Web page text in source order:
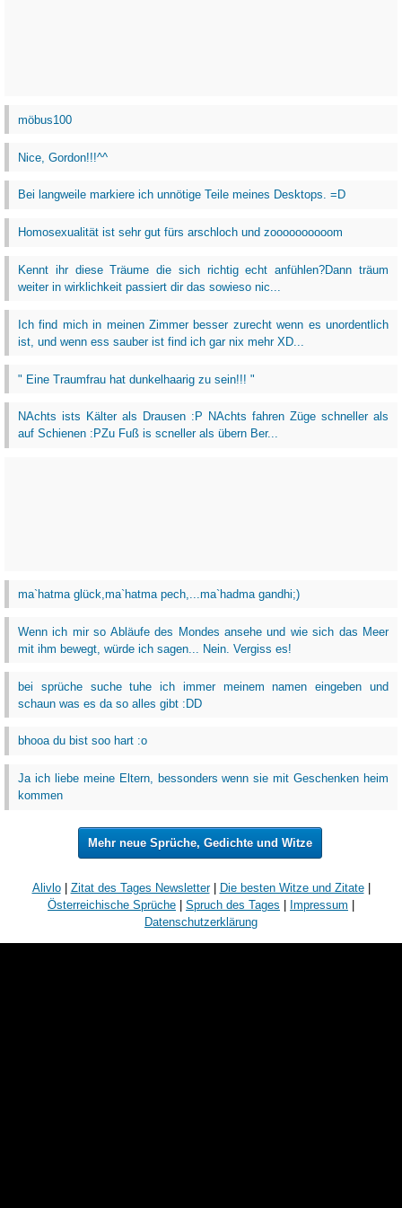
möbus100
Nice, Gordon!!!^^
Bei langweile markiere ich unnötige Teile meines Desktops. =D
Homosexualität ist sehr gut fürs arschloch und zoooooooooom
Kennt ihr diese Träume die sich richtig echt anfühlen?Dann träum
weiter in wirklichkeit passiert dir das sowieso nic...
Ich find mich in meinen Zimmer besser zurecht wenn es unordentlich
ist, und wenn ess sauber ist find ich gar nix mehr XD...
" Eine Traumfrau hat dunkelhaarig zu sein!!! "
NAchts ists Kälter als Drausen :P NAchts fahren Züge schneller als
auf Schienen :PZu Fuß is scneller als übern Ber...
ma`hatma glück,ma`hatma pech,...ma`hadma gandhi;)
Wenn ich mir so Abläufe des Mondes ansehe und wie sich das Meer
mit ihm bewegt, würde ich sagen... Nein. Vergiss es!
bei sprüche suche tuhe ich immer meinem namen eingeben und
schaun was es da so alles gibt :DD
bhooa du bist soo hart :o
Ja ich liebe meine Eltern, bessonders wenn sie mit Geschenken heim
kommen
Mehr neue Sprüche, Gedichte und Witze
Alivlo| Zitat des Tages Newsletter| Die besten Witze und Zitate|
Österreichische Sprüche | Spruch des Tages | Impressum |
Datenschutzerklärung